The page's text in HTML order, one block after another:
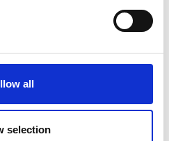
all
selection
che i serbatoi di carbonio
della regione compensano
sforzi diafforestamento
importante, trovando una
sostenibile, meglio ancora se
della dieta e della